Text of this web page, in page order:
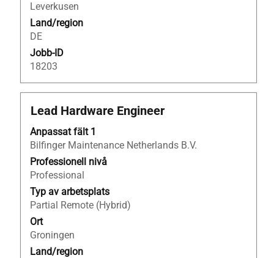
Leverkusen
Land/region
DE
Jobb-ID
18203
Titel
Lead Hardware Engineer
Anpassat fält 1
Bilfinger Maintenance Netherlands B.V.
Professionell nivå
Professional
Typ av arbetsplats
Partial Remote (Hybrid)
Ort
Groningen
Land/region
Klicka
blankstegstangenten
för
att
visa
allt
innehåll
i
jobbeskrivningen.